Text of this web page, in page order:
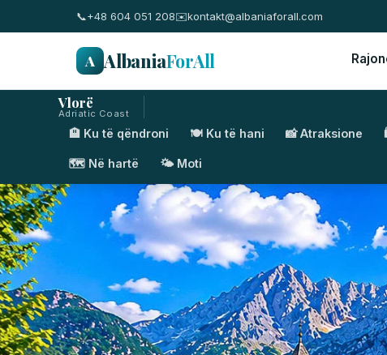
📞+48 604 051 208✉️kontakt@albaniaforall.com
A AlbaniaForAll
Vlorë
Adriatic Coast
🏨 Ku të qëndroni 🍽️ Ku të hani 📸 Atraksione
🗺️ Në hartë 🌤️ Moti